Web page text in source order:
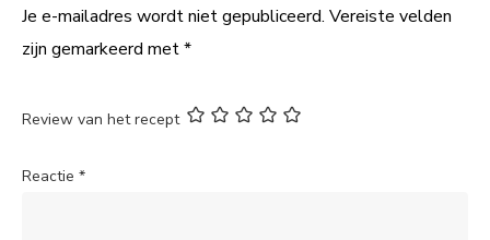
Je e-mailadres wordt niet gepubliceerd. Vereiste velden
zijn gemarkeerd met*
Review van het recept
Reactie *